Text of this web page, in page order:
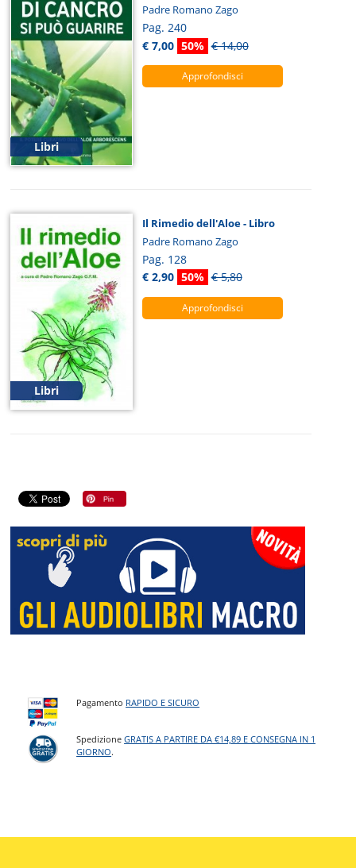
Libri
Padre Romano Zago
Pag. 240
€ 7,00 50% € 14,00
Approfondisci
Libri
Il Rimedio dell'Aloe - Libro
Padre Romano Zago
Pag. 128
€ 2,90 50% € 5,80
Approfondisci
Pagamento RAPIDO E SICURO
SpedizioneGRATIS A PARTIRE DA €14,89 E CONSEGNA IN 1
GIORNO.